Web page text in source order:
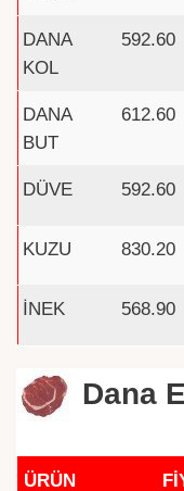
DANA
KOL
592.60
DANA
BUT
612.60
DÜVE 592.60
KUZU 830.20
İNEK 568.90
Dana
ÜRÜN